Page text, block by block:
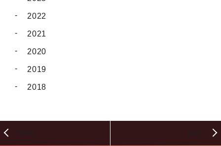
2022
2021
2020
2019
2018